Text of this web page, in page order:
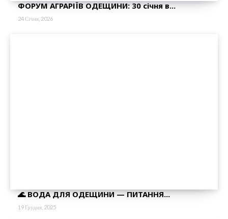
ФОРУМ АГРАРІЇВ ОДЕЩИНИ: 30 січня в...
24 Січня, 2026
🌊 ВОДА ДЛЯ ОДЕЩИНИ — ПИТАННЯ...
19 Грудня, 2025